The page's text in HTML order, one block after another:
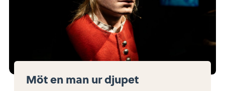
Möt en man ur djupet